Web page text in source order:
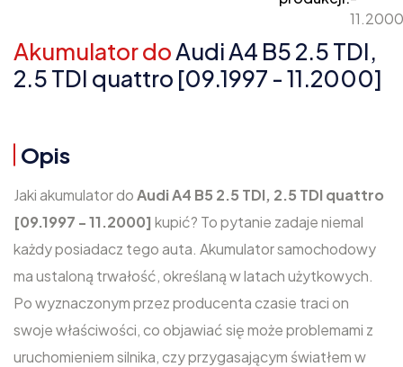
11.2000
Akumulator doAudi A4 B5 2.5 TDI,
2.5 TDI quattro [09.1997 - 11.2000]
Opis
Jaki akumulator doAudi A4 B5 2.5 TDI, 2.5 TDI quattro
[09.1997 - 11.2000] kupić? To pytanie zadaje niemal
każdy posiadacz tego auta. Akumulator samochodowy
ma ustaloną trwałość, określaną w latach użytkowych.
Po wyznaczonym przez producenta czasie traci on
swoje właściwości, co objawiać się może problemami z
uruchomieniem silnika, czy przygasającym światłem w